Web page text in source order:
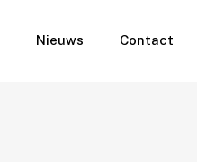
Nieuws Contact